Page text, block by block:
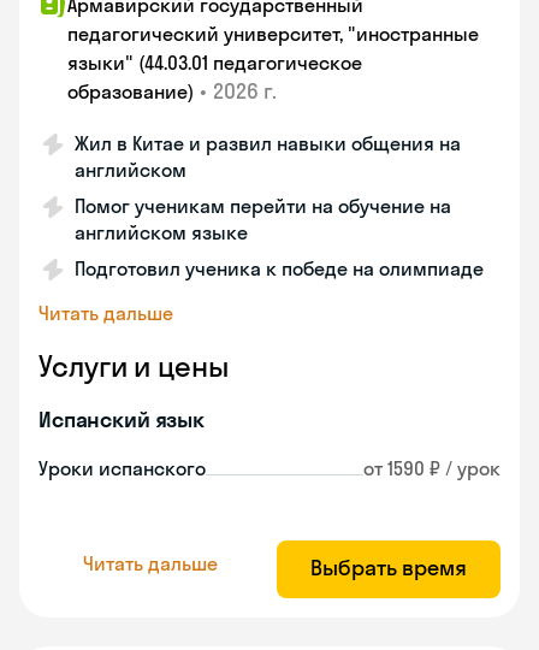
Армавирский государственный
педагогический университет, "иностранные
языки" (44.03.01 педагогическое
образование) • 2026 г.
Жил в Китае и развил навыки общения на
английском
Помог ученикам перейти на обучение на
английском языке
Подготовил ученика к победе на олимпиаде
Читать дальше
Услуги и цены
Испанский язык
Уроки испанского от 1590 ₽ / урок
Читать дальше Выбрать время